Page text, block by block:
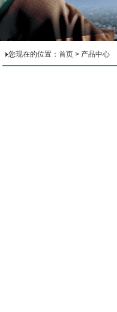
您现在的位置： 首页 > 产品中心